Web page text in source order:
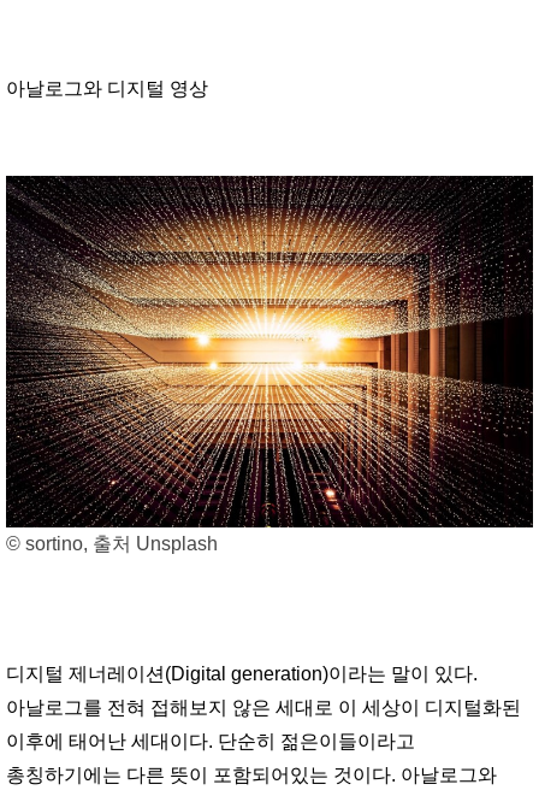
아날로그와 디지털 영상
© sortino, 출처 Unsplash
디지털 제너레이션(Digital generation)이라는 말이 있다.
아날로그를 전혀 접해보지 않은 세대로 이 세상이 디지털화된
이후에 태어난 세대이다. 단순히 젊은이들이라고
총칭하기에는 다른 뜻이 포함되어있는 것이다. 아날로그와